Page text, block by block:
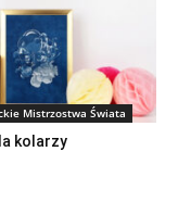
Mistrzostwa Świata
kolarzy